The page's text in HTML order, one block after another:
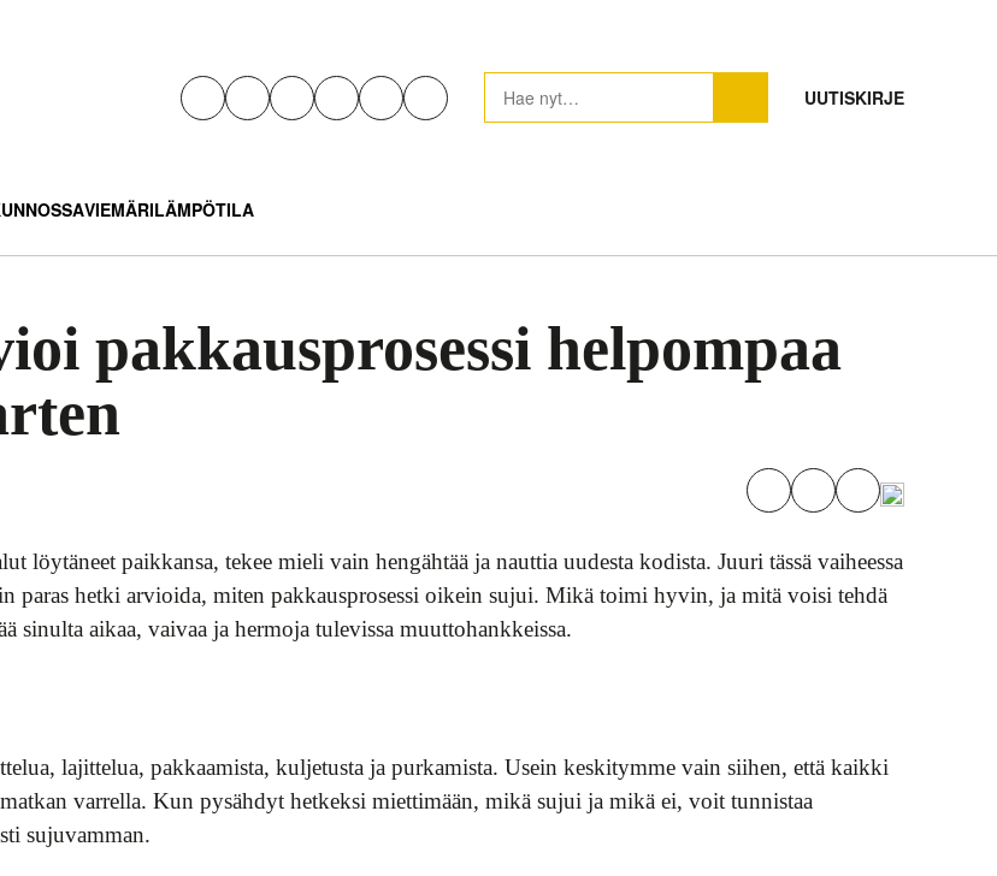
UUTISKIRJE
VIEMÄRILÄMPÖTILA
pakkausprosessi helpompaa
paikkansa, tekee mieli vain hengähtää ja nauttia uudesta kodista. Juuri tässä vaiheessa
paras hetki arvioida, miten pakkausprosessi oikein sujui. Mikä toimi hyvin, ja mitä voisi tehdä
sinulta aikaa, vaivaa ja hermoja tulevissa muuttohankkeissa.
lajittelua, pakkaamista, kuljetusta ja purkamista. Usein keskitymme vain siihen, että kaikki
varrella. Kun pysähdyt hetkeksi miettimään, mikä sujui ja mikä ei, voit tunnistaa
sujuvamman.